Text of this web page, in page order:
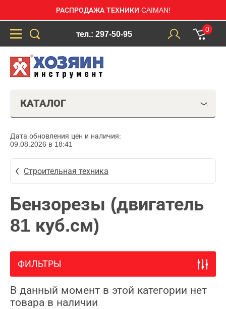
РАСПРОДАЖА ТЕХНИКИ CAIMAN!
тел.: 297-50-95
0
КАТАЛОГ
Дата обновления цен и наличия:
09.08.2026 в 18:41
Строительная техника
Бензорезы (двигатель
81 куб.см)
ФИЛЬТРЫ
В данный момент в этой категории нет
товара в наличии